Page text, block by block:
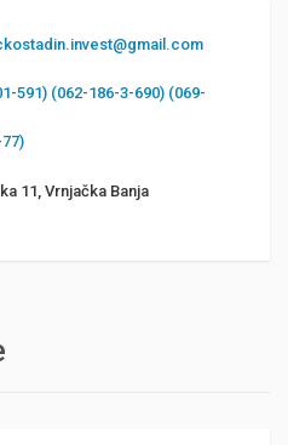
591) (062-186-3-690) (069-
11, Vrnjačka Banja